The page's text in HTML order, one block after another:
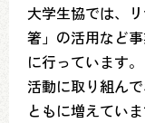
大学生協では、
箸」の活用など
に行っています
活動に取り組ん
ともに増えてい